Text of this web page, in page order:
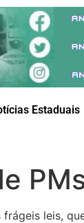
Estaduais
leis,